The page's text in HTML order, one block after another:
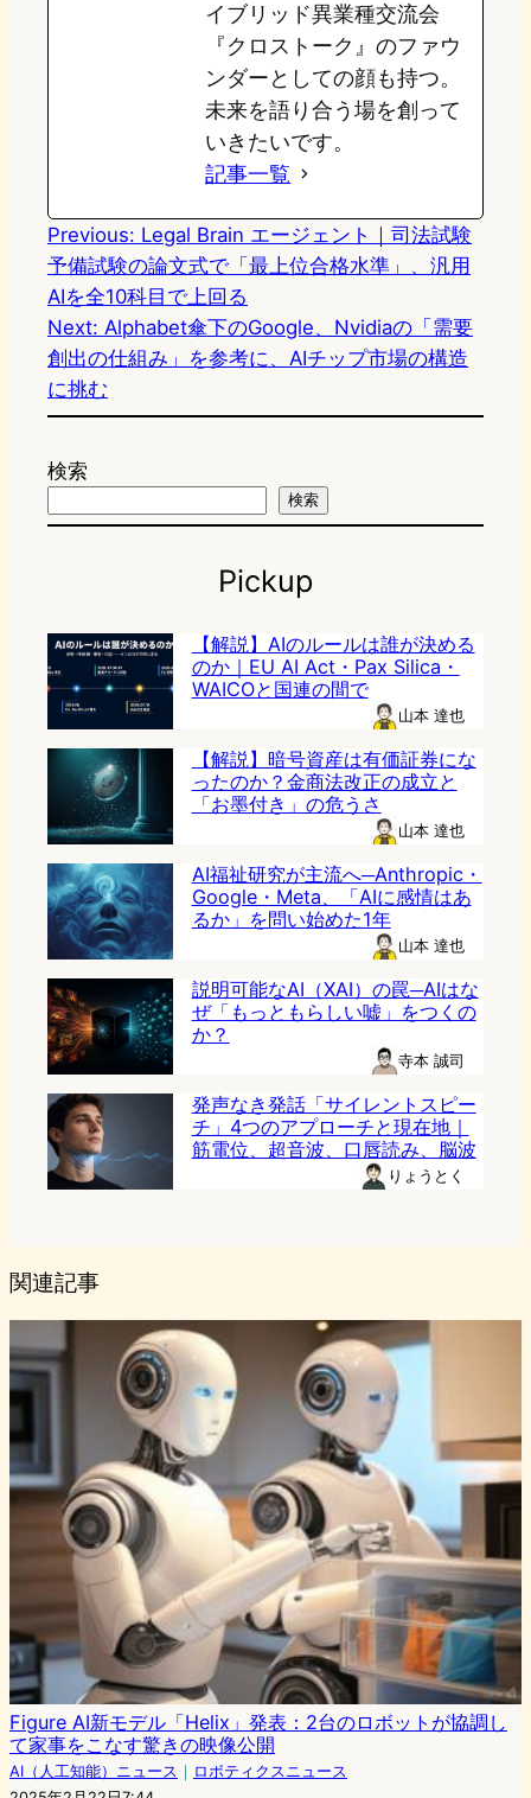
イブリッド異業種交流会
『クロストーク』のファウ
ンダーとしての顔も持つ。
未来を語り合う場を創って
いきたいです。
記事一覧
Previous: Legal Brain エージェント｜司法試験
予備試験の論文式で「最上位合格水準」、汎用
AIを全10科目で上回る
Next: Alphabet傘下のGoogle、Nvidiaの「需要
創出の仕組み」を参考に、AIチップ市場の構造
に挑む
検索
検索
Pickup
【解説】AIのルールは誰が決める
のか｜EU AI Act・Pax Silica・
WAICOと国連の間で
山本 達也
【解説】暗号資産は有価証券にな
ったのか？金商法改正の成立と
「お墨付き」の危うさ
山本 達也
AI福祉研究が主流へ─Anthropic・
Google・Meta、「AIに感情はあ
るか」を問い始めた1年
山本 達也
説明可能なAI（XAI）の罠─AIはな
ぜ「もっともらしい嘘」をつくの
か？
寺本 誠司
発声なき発話「サイレントスピー
チ」4つのアプローチと現在地｜
筋電位、超音波、口唇読み、脳波
りょうとく
関連記事
Figure AI新モデル「Helix」発表：2台のロボットが協調し
て家事をこなす驚きの映像公開
AI（人工知能）ニュース ｜ ロボティクスニュース